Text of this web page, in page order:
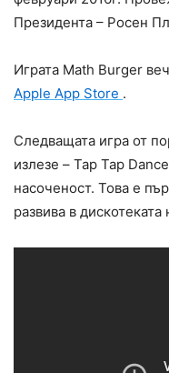
Президента – Росен
Играта Math Burger
Apple App Store .
Следващата игра от
излезе – Tap Tap
насоченост. Това е
развива в